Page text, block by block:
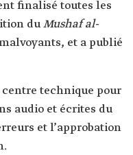
finalisé toutes les
duMushaf al-
et a publié
technique pour
audio et écrites du
et l’approbation